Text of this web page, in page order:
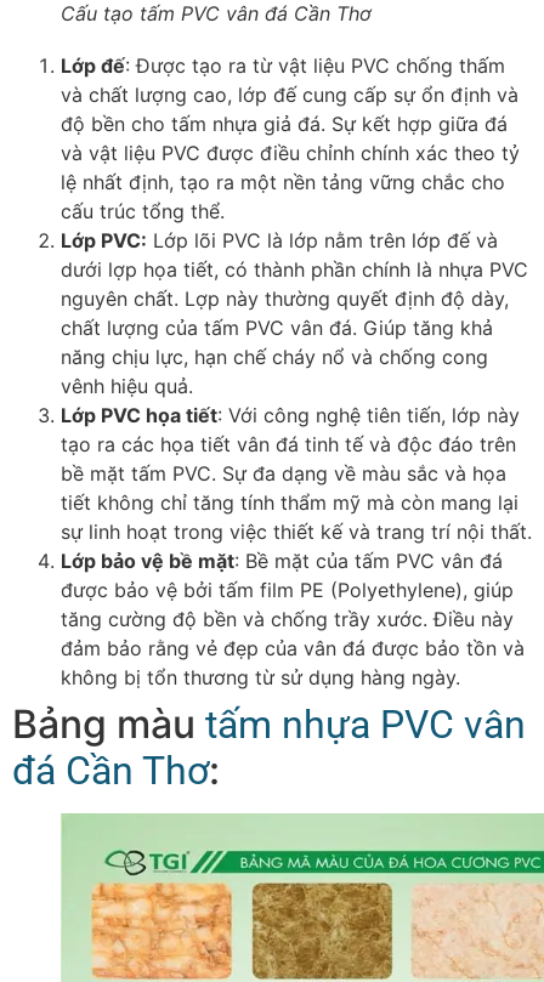
Cấu tạo tấm PVC vân đá Cần Thơ
Lớp đế: Được tạo ra từ vật liệu PVC chống thấm
và chất lượng cao, lớp đế cung cấp sự ổn định và
độ bền cho tấm nhựa giả đá. Sự kết hợp giữa đá
và vật liệu PVC được điều chỉnh chính xác theo tỷ
lệ nhất định, tạo ra một nền tảng vững chắc cho
cấu trúc tổng thể.
Lớp PVC: Lớp lõi PVC là lớp nằm trên lớp đế và
dưới lợp họa tiết, có thành phần chính là nhựa PVC
nguyên chất. Lợp này thường quyết định độ dày,
chất lượng của tấm PVC vân đá. Giúp tăng khả
năng chịu lực, hạn chế cháy nổ và chống cong
vênh hiệu quả.
Lớp PVC họa tiết: Với công nghệ tiên tiến, lớp này
tạo ra các họa tiết vân đá tinh tế và độc đáo trên
bề mặt tấm PVC. Sự đa dạng về màu sắc và họa
tiết không chỉ tăng tính thẩm mỹ mà còn mang lại
sự linh hoạt trong việc thiết kế và trang trí nội thất.
Lớp bảo vệ bề mặt: Bề mặt của tấm PVC vân đá
được bảo vệ bởi tấm film PE (Polyethylene), giúp
tăng cường độ bền và chống trầy xước. Điều này
đảm bảo rằng vẻ đẹp của vân đá được bảo tồn và
không bị tổn thương từ sử dụng hàng ngày.
Bảng màu tấm nhựa PVC vân
đá Cần Thơ: